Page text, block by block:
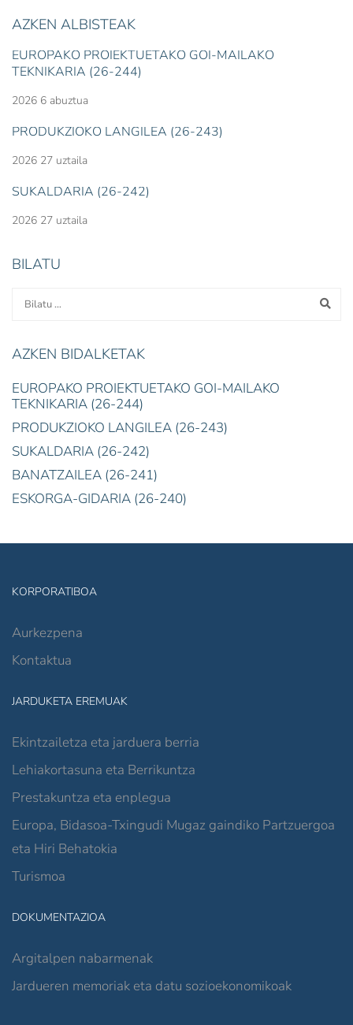
AZKEN ALBISTEAK
EUROPAKO PROIEKTUETAKO GOI-MAILAKO
TEKNIKARIA (26-244)
2026 6 abuztua
PRODUKZIOKO LANGILEA (26-243)
2026 27 uztaila
SUKALDARIA (26-242)
2026 27 uztaila
BILATU
AZKEN BIDALKETAK
EUROPAKO PROIEKTUETAKO GOI-MAILAKO
TEKNIKARIA (26-244)
PRODUKZIOKO LANGILEA (26-243)
SUKALDARIA (26-242)
BANATZAILEA (26-241)
ESKORGA-GIDARIA (26-240)
KORPORATIBOA
Aurkezpena
Kontaktua
JARDUKETA EREMUAK
Ekintzailetza eta jarduera berria
Lehiakortasuna eta Berrikuntza
Prestakuntza eta enplegua
Europa, Bidasoa-Txingudi Mugaz gaindiko Partzuergoa
eta Hiri Behatokia
Turismoa
DOKUMENTAZIOA
Argitalpen nabarmenak
Jardueren memoriak eta datu sozioekonomikoak